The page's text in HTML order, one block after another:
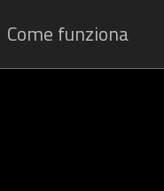
Come funziona